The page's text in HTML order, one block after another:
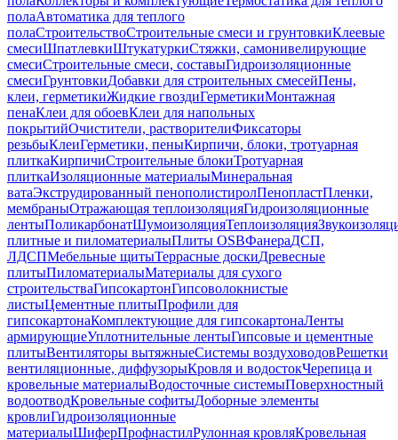
полаАвтоматика для теплого
полаСтроительствоСтроительные смеси и грунтовкиКлеевые
смесиШпатлевкиШтукатуркиСтяжки, самонивелирующие
смесиСтроительные смеси, составыГидроизоляционные
смесиГрунтовкиДобавки для строительных смесейПены,
клеи, герметикиЖидкие гвоздиГерметикиМонтажная
пенаКлеи для обоевКлеи для напольных
покрытийОчистители, растворителиФиксаторы
резьбыКлеиГерметики, пеныКирпичи, блоки, тротуарная
плиткаКирпичиСтроительные блокиТротуарная
плиткаИзоляционные материалыМинеральная
ватаЭкструдированный пенополистиролПенопластПленки,
мембраныОтражающая теплоизоляцияГидроизоляционные
лентыПоликарбонатШумоизоляцияТеплоизоляция
плитные и пиломатериалыПлиты OSBФанераДСП,
ЛДСПМебельные щитыТеррасные доскиДревесные
плитыПиломатериалыМатериалы для сухого
строительстваГипсокартонГипсоволокнистые
листыЦементные плитыПрофили для
гипсокартонаКомплектующие для гипсокартонаЛенты
армирующиеУплотнительные лентыГипсовые и цементные
плитыВентиляторы вытяжныеСистемы воздуховодовРешетки
вентиляционные, диффузорыКровля и водостокЧерепица и
кровельные материалыВодосточные системыПоверхностный
водоотводКровельные софитыДоборные элементы
кровлиГидроизоляционные
материалыШиферПрофнастилРулонная кровляКровельная